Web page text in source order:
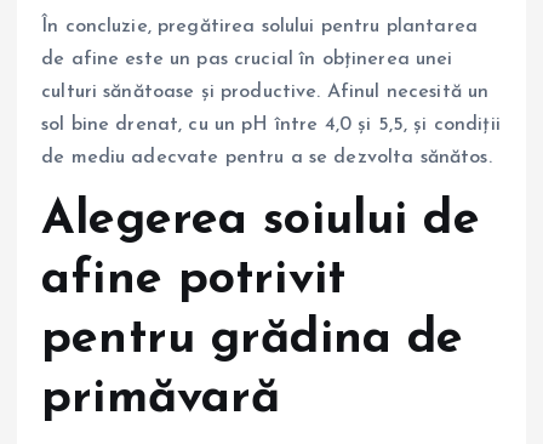
În concluzie, pregătirea solului pentru plantarea
de afine este un pas crucial în obținerea unei
culturi sănătoase și productive. Afinul necesită un
sol bine drenat, cu un pH între 4,0 și 5,5, și condiții
de mediu adecvate pentru a se dezvolta sănătos.
Alegerea soiului de
afine potrivit
pentru grădina de
primăvară